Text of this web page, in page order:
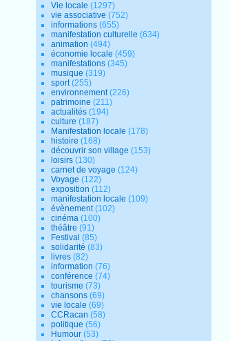
Vie locale (1297)
vie associative (752)
informations (655)
manifestation culturelle (634)
animation (494)
économie locale (459)
manifestations (345)
musique (319)
sport(255)
environnement(226)
patrimoine (211)
actualités (194)
culture (187)
Manifestation locale (178)
histoire (168)
découvrir son village (153)
loisirs (130)
carnet de voyage (124)
Voyage (122)
exposition (112)
manifestation locale (109)
évènement(102)
cinéma (100)
théâtre (91)
Festival (85)
solidarité (83)
livres (82)
information (76)
conférence (74)
tourisme (73)
chansons (69)
vie locale (69)
CCRacan (58)
politique (56)
Humour (53)